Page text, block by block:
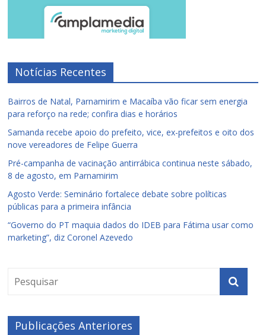
Notícias Recentes
Bairros de Natal, Parnamirim e Macaíba vão ficar sem energia
para reforço na rede; confira dias e horários
Samanda recebe apoio do prefeito, vice, ex-prefeitos e oito dos
nove vereadores de Felipe Guerra
Pré-campanha de vacinação antirrábica continua neste sábado,
8 de agosto, em Parnamirim
Agosto Verde: Seminário fortalece debate sobre políticas
públicas para a primeira infância
“Governo do PT maquia dados do IDEB para Fátima usar como
marketing”, diz Coronel Azevedo
Publicações Anteriores